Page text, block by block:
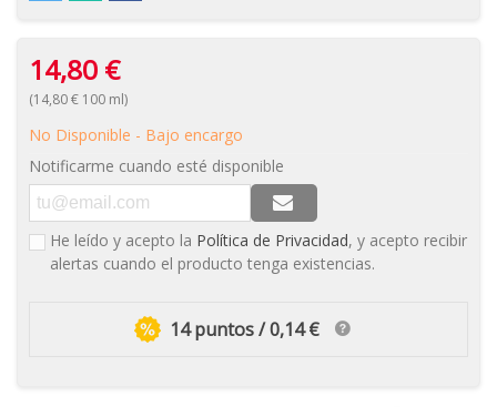
14,80 €
(14,80 € 100 ml)
No Disponible - Bajo encargo
Notificarme cuando esté disponible
He leído y acepto la Política de Privacidad, y acepto recibir
alertas cuando el producto tenga existencias.
14 puntos / 0,14 €